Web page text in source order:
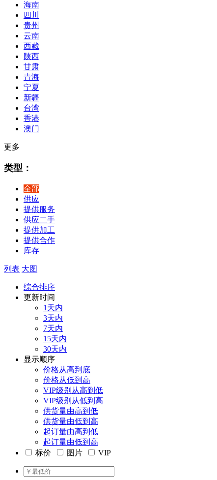
海南
四川
贵州
云南
西藏
陕西
甘肃
青海
宁夏
新疆
台湾
香港
澳门
更多
类型：
全部
供应
提供服务
供应二手
提供加工
提供合作
库存
列表 大图
综合排序
更新时间
1天内
3天内
7天内
15天内
30天内
显示顺序
价格从高到底
价格从低到高
VIP级别从高到低
VIP级别从低到高
供货量由高到低
供货量由低到高
起订量由高到低
起订量由低到高
标价
图片 VIP